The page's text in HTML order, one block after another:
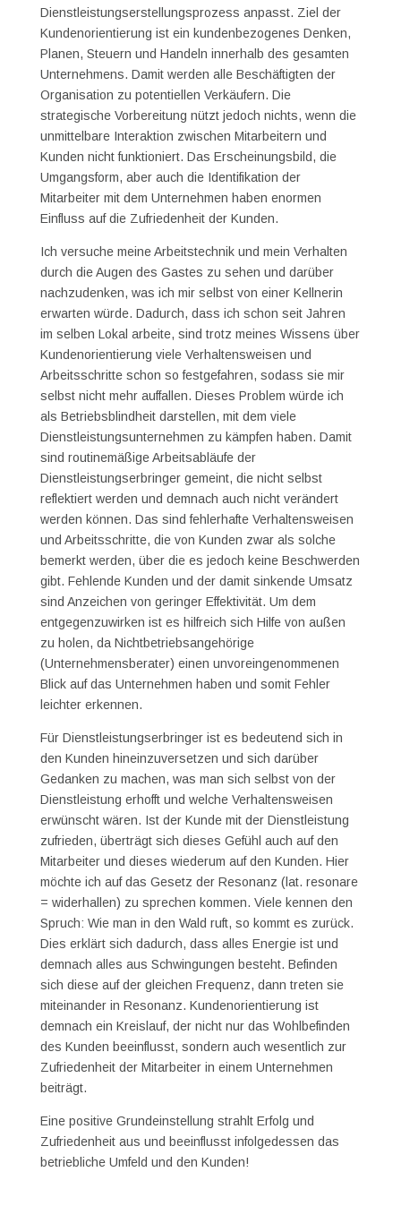
Dienstleistungserstellungsprozess anpasst. Ziel der
Kundenorientierung ist ein kundenbezogenes Denken,
Planen, Steuern und Handeln innerhalb des gesamten
Unternehmens. Damit werden alle Beschäftigten der
Organisation zu potentiellen Verkäufern. Die
strategische Vorbereitung nützt jedoch nichts, wenn die
unmittelbare Interaktion zwischen Mitarbeitern und
Kunden nicht funktioniert. Das Erscheinungsbild, die
Umgangsform, aber auch die Identifikation der
Mitarbeiter mit dem Unternehmen haben enormen
Einfluss auf die Zufriedenheit der Kunden.
Ich versuche meine Arbeitstechnik und mein Verhalten
durch die Augen des Gastes zu sehen und darüber
nachzudenken, was ich mir selbst von einer Kellnerin
erwarten würde. Dadurch, dass ich schon seit Jahren
im selben Lokal arbeite, sind trotz meines Wissens über
Kundenorientierung viele Verhaltensweisen und
Arbeitsschritte schon so festgefahren, sodass sie mir
selbst nicht mehr auffallen. Dieses Problem würde ich
als Betriebsblindheit darstellen, mit dem viele
Dienstleistungsunternehmen zu kämpfen haben. Damit
sind routinemäßige Arbeitsabläufe der
Dienstleistungserbringer gemeint, die nicht selbst
reflektiert werden und demnach auch nicht verändert
werden können. Das sind fehlerhafte Verhaltensweisen
und Arbeitsschritte, die von Kunden zwar als solche
bemerkt werden, über die es jedoch keine Beschwerden
gibt. Fehlende Kunden und der damit sinkende Umsatz
sind Anzeichen von geringer Effektivität. Um dem
entgegenzuwirken ist es hilfreich sich Hilfe von außen
zu holen, da Nichtbetriebsangehörige
(Unternehmensberater) einen unvoreingenommenen
Blick auf das Unternehmen haben und somit Fehler
leichter erkennen.
Für Dienstleistungserbringer ist es bedeutend sich in
den Kunden hineinzuversetzen und sich darüber
Gedanken zu machen, was man sich selbst von der
Dienstleistung erhofft und welche Verhaltensweisen
erwünscht wären. Ist der Kunde mit der Dienstleistung
zufrieden, überträgt sich dieses Gefühl auch auf den
Mitarbeiter und dieses wiederum auf den Kunden. Hier
möchte ich auf das Gesetz der Resonanz (lat. resonare
= widerhallen) zu sprechen kommen. Viele kennen den
Spruch: Wie man in den Wald ruft, so kommt es zurück.
Dies erklärt sich dadurch, dass alles Energie ist und
demnach alles aus Schwingungen besteht. Befinden
sich diese auf der gleichen Frequenz, dann treten sie
miteinander in Resonanz. Kundenorientierung ist
demnach ein Kreislauf, der nicht nur das Wohlbefinden
des Kunden beeinflusst, sondern auch wesentlich zur
Zufriedenheit der Mitarbeiter in einem Unternehmen
beiträgt.
Eine positive Grundeinstellung strahlt Erfolg und
Zufriedenheit aus und beeinflusst infolgedessen das
betriebliche Umfeld und den Kunden!